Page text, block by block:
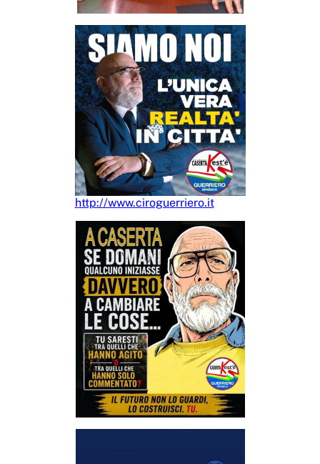
http://www.ciroguerriero.it